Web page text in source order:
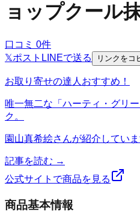
ョップクール
口コミ 0件
𝕏ポスト LINEで送る リンクをコ
お取り寄せの達人おすすめ！
唯一無二な「ハーティ・グリ
ク。
園山真希絵さんが紹介してい
記事を読む →
公式サイトで商品を見る
商品基本情報